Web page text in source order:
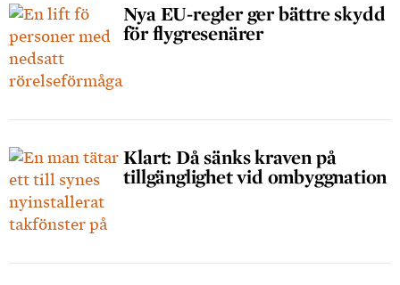
Nya EU-regler ger bättre skydd
för flygresenärer
Klart: Då sänks kraven på
tillgänglighet vid ombyggnation